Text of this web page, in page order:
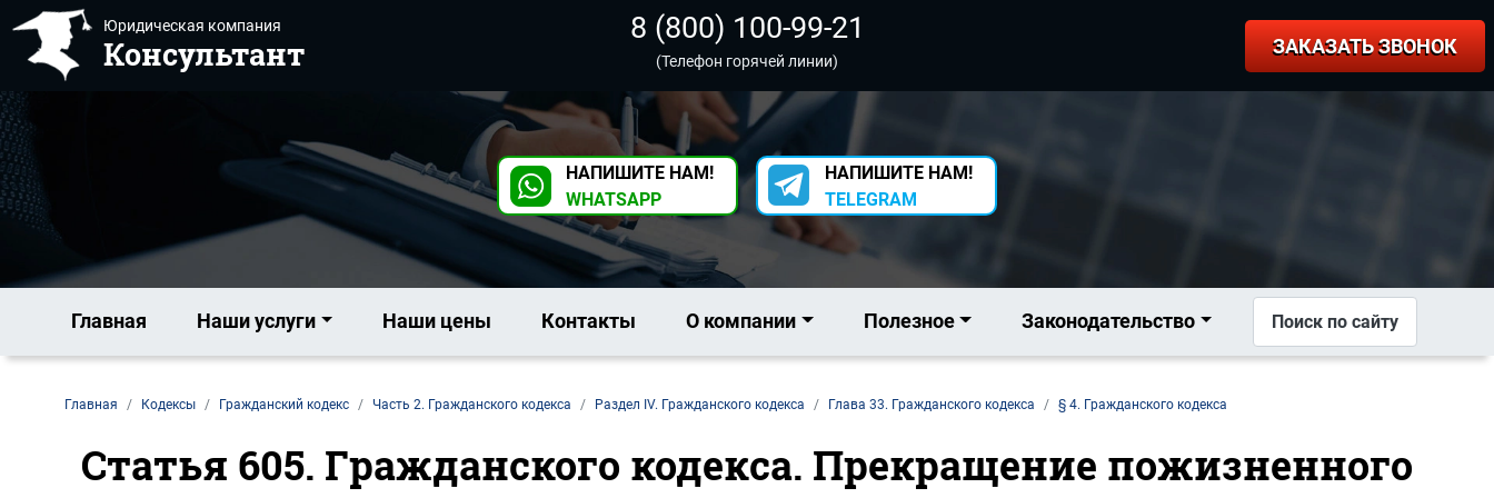
Юридическая компания
Консультант
8 (800) 100-99-21
(Телефон горячей линии)
ЗАКАЗАТЬ ЗВОНОК
НАПИШИТЕ НАМ!
WHATSAPP
НАПИШИТЕ НАМ!
TELEGRAM
Главная Наши услуги Наши цены Контакты О компании Полезное Законодательство Поиск по сайту
Главная Кодексы Гражданский кодекс Часть 2. Гражданского кодекса Раздел IV. Гражданского кодекса Глава 33. Гражданского кодекса § 4. Гражданского кодекса
Статья 605. Гражданского кодекса. Прекращение пожизненного